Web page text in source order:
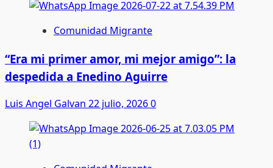
Comunidad Migrante
“Era mi primer amor, mi mejor amigo”: la
despedida a Enedino Aguirre
Luis Angel Galvan 22 julio, 20260